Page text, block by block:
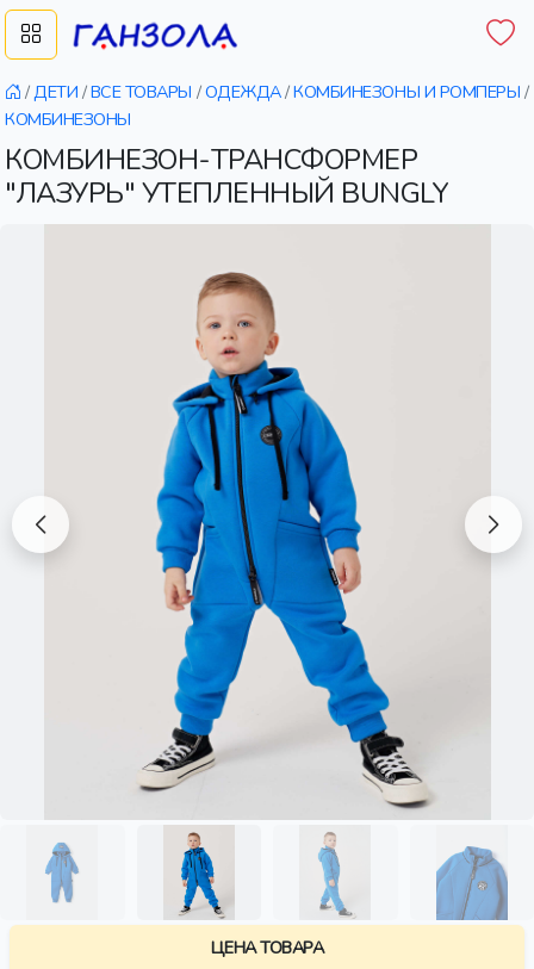
/ДЕТИ /ВСЕ ТОВАРЫ /ОДЕЖДА/КОМБИНЕЗОНЫ И РОМПЕРЫ /
КОМБИНЕЗОНЫ
КОМБИНЕЗОН-ТРАНСФОРМЕР
"ЛАЗУРЬ" УТЕПЛЕННЫЙ BUNGLY
ЦЕНА ТОВАРА